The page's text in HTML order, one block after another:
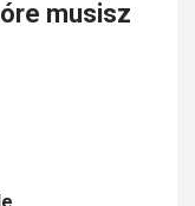
musisz